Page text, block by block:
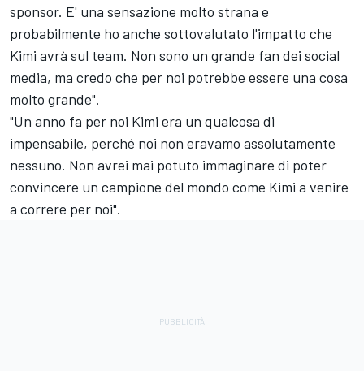
sponsor. E' una sensazione molto strana e
probabilmente ho anche sottovalutato l'impatto che
Kimi avrà sul team. Non sono un grande fan dei social
media, ma credo che per noi potrebbe essere una cosa
molto grande".
"Un anno fa per noi Kimi era un qualcosa di
impensabile, perché noi non eravamo assolutamente
nessuno. Non avrei mai potuto immaginare di poter
convincere un campione del mondo come Kimi a venire
a correre per noi".